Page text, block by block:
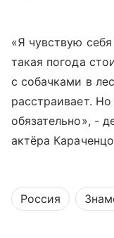
«Я чувствую
такая погода
с собачками в
расстраивает.
обязательно», -
актёра
Россия